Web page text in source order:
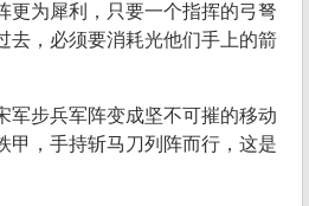
更为犀利，只要一个指挥的弓弩
去，必须要消耗光他们手上的箭
军步兵军阵变成坚不可摧的移动
甲，手持斩马刀列阵而行，这是